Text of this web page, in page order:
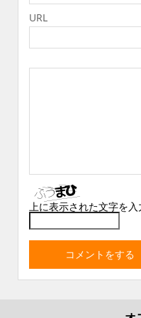
URL
上に表示された文字を入